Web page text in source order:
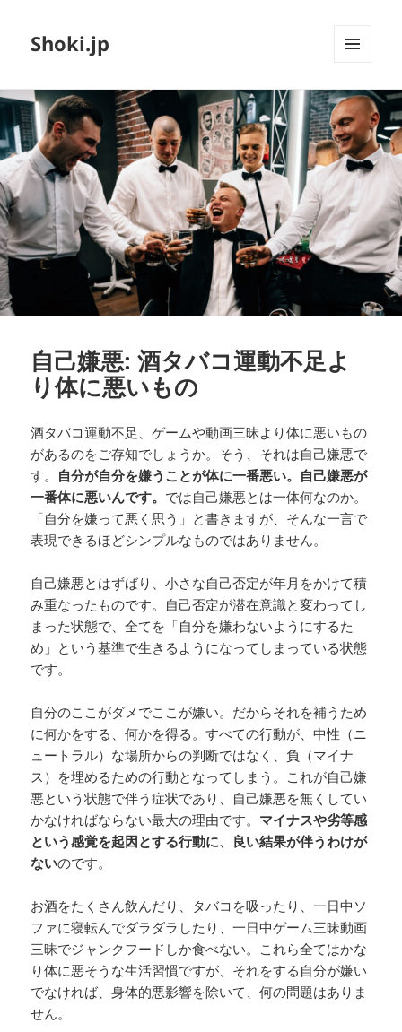
Shoki.jp
ーとウ
ィジェ
ット
自己嫌悪: 酒タバコ運動不足よ
り体に悪いもの
酒タバコ運動不足、ゲームや動画三昧より体に悪いもの
があるのをご存知でしょうか。そう、それは自己嫌悪で
す。 自分が自分を嫌うことが体に一番悪い。自己嫌悪が
一番体に悪いんです。 では自己嫌悪とは一体何なのか。
「自分を嫌って悪く思う」と書きますが、そんな一言で
表現できるほどシンプルなものではありません。
自己嫌悪とはずばり、小さな自己否定が年月をかけて積
み重なったものです。自己否定が潜在意識と変わってし
まった状態で、全てを「自分を嫌わないようにするた
め」という基準で生きるようになってしまっている状態
です。
自分のここがダメでここが嫌い。だからそれを補うため
に何かをする、何かを得る。すべての行動が、中性（ニ
ュートラル）な場所からの判断ではなく、負（マイナ
ス）を埋めるための行動となってしまう。これが自己嫌
悪という状態で伴う症状であり、自己嫌悪を無くしてい
かなければならない最大の理由です。 マイナスや劣等感
という感覚を起因とする行動に、良い結果が伴うわけが
ないのです。
お酒をたくさん飲んだり、タバコを吸ったり、一日中ソ
ファに寝転んでダラダラしたり、一日中ゲーム三昧動画
三昧でジャンクフードしか食べない。これら全てはかな
り体に悪そうな生活習慣ですが、それをする自分が嫌い
でなければ、身体的悪影響を除いて、何の問題はありま
せん。